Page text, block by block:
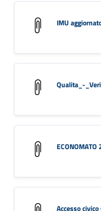
IMU
Qualita_-
ECONOMATO
Accesso